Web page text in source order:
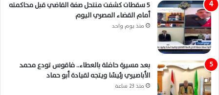
5 سقطات كشفت منتحل صفة القاضي قبل محاكمته
أمام القضاء المصري اليوم
منذ يوم واحد
بعد مسيرة حافلة بالعطاء.. فاقوس تودع محمد
الأباصيري رئيسًا ويتجه لقيادة أبو حماد
منذ 23 ساعة